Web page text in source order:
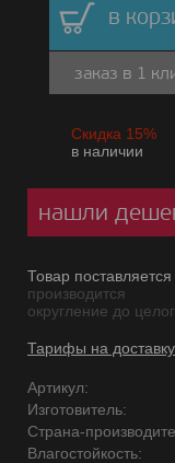
в
заказ в 1
Скидка 15%
в наличии
нашли
Товар
производится
округление до
Тарифы на
Артикул:
Изготовитель:
Страна-
Влагостойкость: